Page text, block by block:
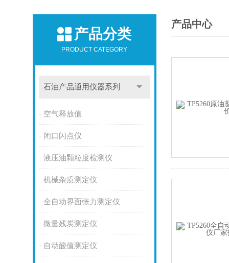
产品分类
PRODUCT CATEGORY
石油产品通用仪器系列
空气释放值
闭口闪点仪
液压油颗粒度检测仪
机械杂质测定仪
全自动界面张力测定仪
微量残炭测定仪
自动酸值测定仪
产品中心